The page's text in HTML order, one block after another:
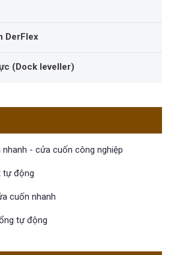
DerFlex
(Dock leveller)
- cửa cuốn công nghiệp
tự động
cuốn nhanh
tự động